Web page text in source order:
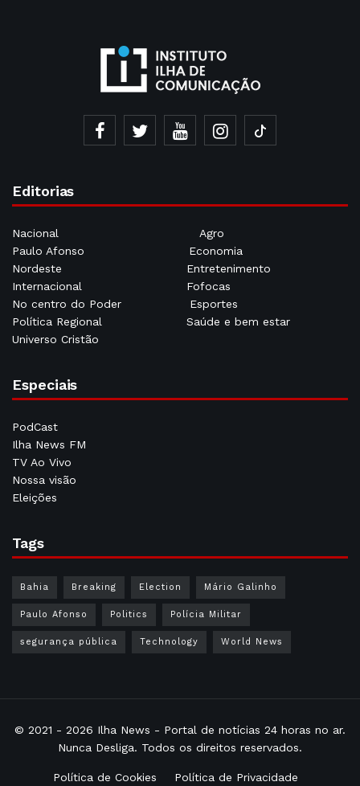
Editorias
Nacional
Agro
Paulo Afonso
Economia
Nordeste
Entretenimento
Internacional
Fofocas
No centro do Poder
Esportes
Política Regional
Saúde e bem estar
Universo Cristão
Especiais
PodCast
Ilha News FM
TV Ao Vivo
Nossa visão
Eleições
Tags
Bahia Breaking Election Mário Galinho
Paulo Afonso Politics Polícia Militar
segurança pública Technology World News
© 2021 - 2026 Ilha News - Portal de notícias 24 horas no ar.
Nunca Desliga. Todos os direitos reservados.
Política de Cookies Política de Privacidade